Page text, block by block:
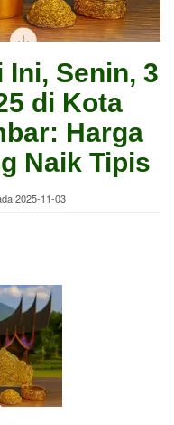
Ini, Senin, 3
di Kota
Harga
Naik Tipis
2025-11-03